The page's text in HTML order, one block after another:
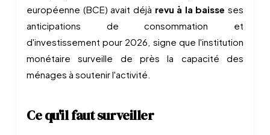
européenne (BCE) avait déjà revu à la baisse ses
anticipations de consommation et
d'investissement pour 2026, signe que l'institution
monétaire surveille de près la capacité des
ménages à soutenir l'activité.
Ce qu'il faut surveiller